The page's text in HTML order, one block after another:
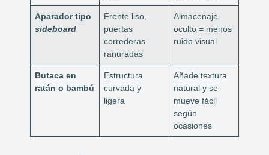
Aparador tipo
sideboard
Frente liso,
puertas
correderas
ranuradas
Almacenaje
oculto = menos
ruido visual
Butaca en
ratán o bambú
Estructura
curvada y
ligera
Añade textura
natural y se
mueve fácil
según
ocasiones